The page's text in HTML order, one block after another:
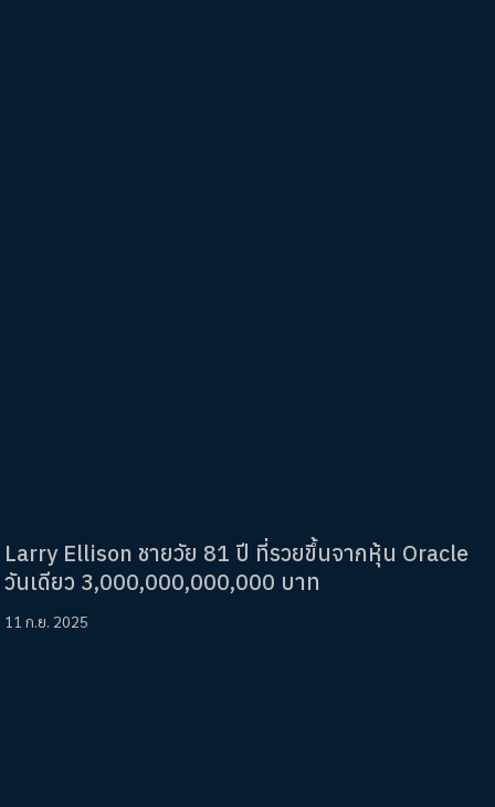
Larry Ellison ชายวัย 81 ปี ที่รวยขึ้นจากหุ้น Oracle
วันเดียว 3,000,000,000,000 บาท
11 ก.ย. 2025